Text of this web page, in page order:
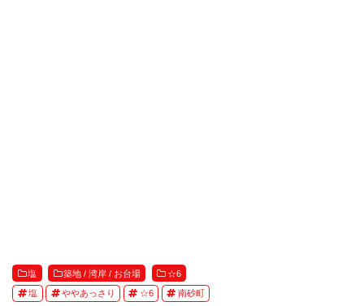
塩 築地 / 湾岸 / お台場 ☆6
塩 ややあっさり ☆6 南砂町